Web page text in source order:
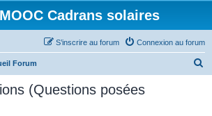
Cadrans solaires
Connexion au forum
S’inscrire au forum
Forum
(Questions posées